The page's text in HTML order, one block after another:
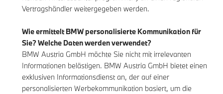
Vertragshändler weitergegeben werden.
Wie ermittelt BMW personalisierte Kommunikation für
Sie? Welche Daten werden verwendet?
BMW Austria GmbH möchte Sie nicht mit irrelevanten
Informationen belästigen. BMW Austria GmbH bietet einen
exklusiven Informationsdienst an, der auf einer
personalisierten Werbekommunikation basiert, um die